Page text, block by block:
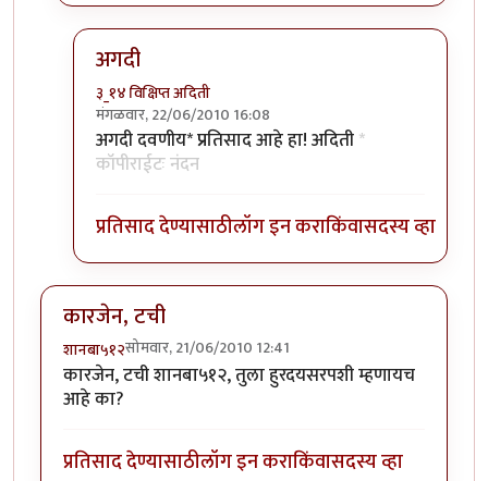
अगदी
३_१४ विक्षिप्त अदिती
मंगळवार, 22/06/2010 16:08
In reply toसौंदर्यफुbyNile
अगदी दवणीय* प्रतिसाद आहे हा! अदिती*
कॉपीराईटः नंदन
प्रतिसाद देण्यासाठीलॉग इन कराकिंवासदस्य व्हा
कारजेन, टची
शानबा५१२सोमवार, 21/06/2010 12:41
कारजेन, टची शानबा५१२, तुला हुरदयसरपशी म्हणायच
आहे का?
प्रतिसाद देण्यासाठीलॉग इन कराकिंवासदस्य व्हा